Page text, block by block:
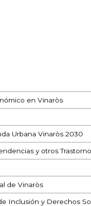
en Vinaròs
Urbana Vinaròs 2030
y otros
de Vinaròs
Inclusión y Derechos